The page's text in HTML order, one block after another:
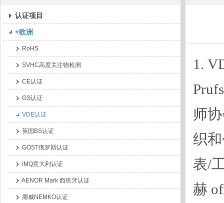
认证项目
+欧洲
RoHS
SVHC高度关注物检测
CE认证
GS认证
VDE认证
英国BS认证
GOST俄罗斯认证
IMQ意大利认证
AENOR Mark 西班牙认证
挪威NEMKO认证
1.
师
织
表/
赫